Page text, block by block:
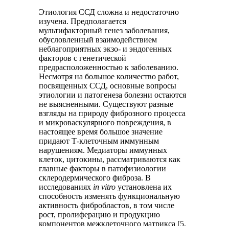
Этиология ССД сложна и недостаточно
изучена. Предполагается
мультифакторный генез заболевания,
обусловленный взаимодействием
неблагоприятных экзо- и эндогенных
факторов с генетической
предрасположенностью к заболеванию.
Несмотря на большое количество работ,
посвященных ССД, основные вопросы
этиологии и патогенеза болезни остаются
не выясненными. Существуют разные
взгляды на природу фиброзного процесса
и микроваскулярного повреждения, в
настоящее время большое значение
придают Т-клеточным иммунным
нарушениям. Медиаторы иммунных
клеток, цитокины, рассматриваются как
главные факторы в патофизиологии
склеродермического фиброза. В
исследованиях in vitro установлена их
способность изменять функциональную
активность фибробластов, в том числе
рост, пролиферацию и продукцию
компонентов межклеточного матрикса [5,